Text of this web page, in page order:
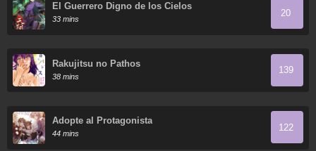
El Guerrero Digno de los Cielos
33 mins
20
Rakujitsu no Pathos
38 mins
139
Adopte al Protagonista
44 mins
122